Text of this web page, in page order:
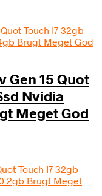
Gen 15 Quot
Nvidia
Meget God